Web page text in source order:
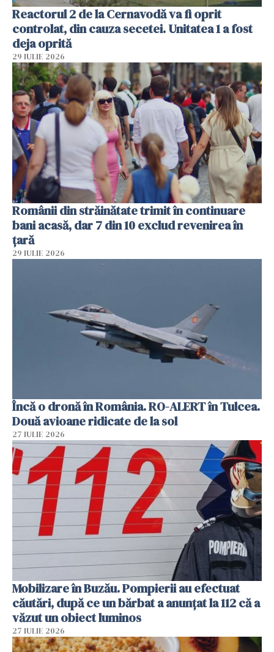
Reactorul 2 de la Cernavodă va fi oprit
controlat, din cauza secetei. Unitatea 1 a fost
deja oprită
29 IULIE 2026
Românii din străinătate trimit în continuare
bani acasă, dar 7 din 10 exclud revenirea în
țară
29 IULIE 2026
Încă o dronă în România. RO-ALERT în Tulcea.
Două avioane ridicate de la sol
27 IULIE 2026
Mobilizare în Buzău. Pompierii au efectuat
căutări, după ce un bărbat a anunțat la 112 că a
văzut un obiect luminos
27 IULIE 2026